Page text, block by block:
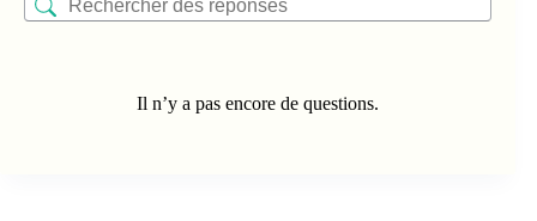
Il n’y a pas encore de questions.